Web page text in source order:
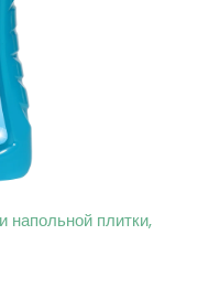
напольной плитки,